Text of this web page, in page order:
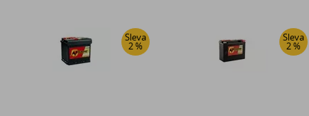
Sleva
2 %
Sleva
2 %